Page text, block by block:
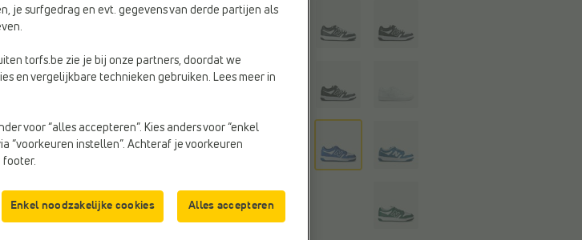
Kleur
je surfgedrag en evt. gegevens van derde partijen als
torfs.be zie je bij onze partners, doordat we
en vergelijkbare technieken gebruiken. Lees meer in
voor “alles accepteren”. Kies anders voor “enkel
“voorkeuren instellen”. Achteraf je voorkeuren
footer.
Enkel noodzakelijke cookies Alles accepteren